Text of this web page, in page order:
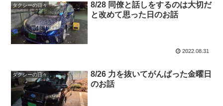
タクシーの日々
8/28 同僚と話しをするのは大切だ
と改めて思った日のお話
2022.08.31
タクシーの日々
8/26 力を抜いてがんばった金曜日
のお話